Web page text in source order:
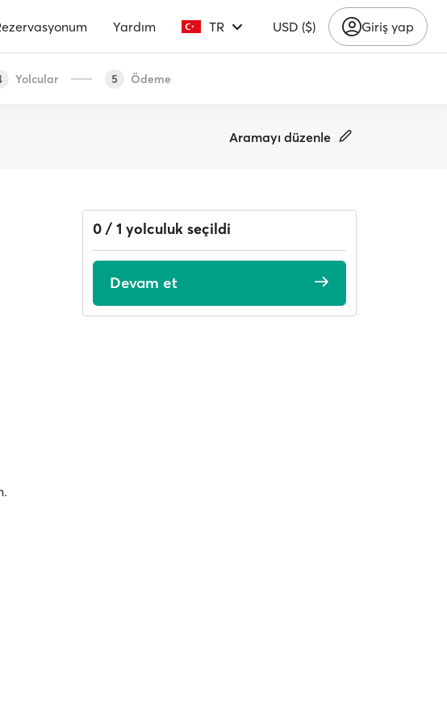
Yardım TR USD ($) Giriş yap
Yolcular 5 Ödeme
Aramayı düzenle
0 / 1 yolculuk seçildi
Devam et